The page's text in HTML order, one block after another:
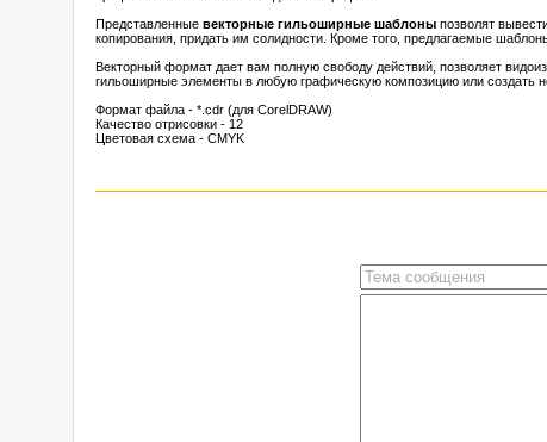
Представленные векторные гильоширные шаблоны позволят
копирования, придать им солидности. Кроме того, предлагаемые
Векторный формат дает вам полную свободу действий, позволяет
гильоширные элементы в любую графическую композицию или создать
Формат файла - *.cdr (для CorelDRAW)
Качество отрисовки - 12
Цветовая схема - CMYK